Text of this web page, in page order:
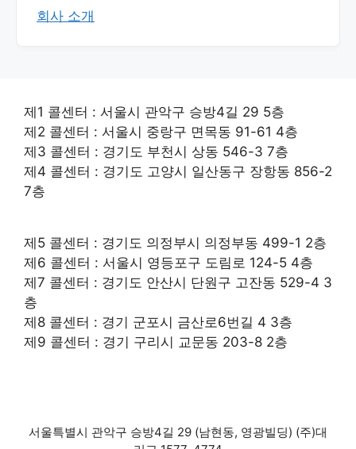
회사 소개
제1 콜센터 : 서울시 관악구 승방4길 29 5층
제2 콜센터 : 서울시 중랑구 면목동 91-61 4층
제3 콜센터 : 경기도 부천시 상동 546-3 7층
제4 콜센터 : 경기도 고양시 일산동구 장항동 856-2
7층
제5 콜센터 : 경기도 의정부시 의정부동 499-1 2층
제6 콜센터 : 서울시 영등포구 도림로 124-5 4층
제7 콜센터 : 경기도 안산시 단원구 고잔동 529-4 3
층
제8 콜센터 : 경기 군포시 금산로6번길 4 3층
제9 콜센터 : 경기 구리시 교문동 203-8 2층
서울특별시 관악구 승방4길 29 (남현동, 영광빌딩) (주)대